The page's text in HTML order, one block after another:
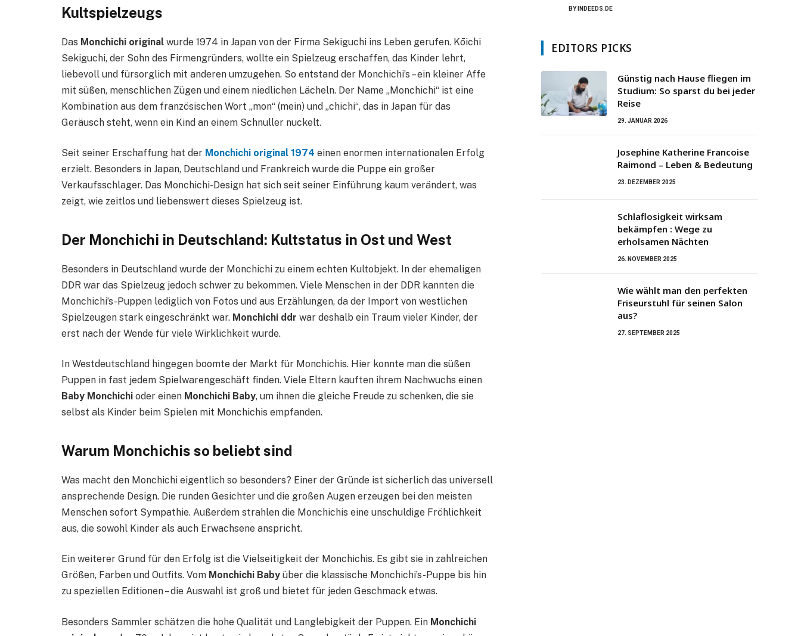
Kultspielzeugs
Das Monchichi original wurde 1974 in Japan von der Firma Sekiguchi ins Leben gerufen. Kōichi
Sekiguchi, der Sohn des Firmengründers, wollte ein Spielzeug erschaffen, das Kinder lehrt,
liebevoll und fürsorglich mit anderen umzugehen. So entstand der Monchichi’s – ein kleiner Affe
mit süßen, menschlichen Zügen und einem niedlichen Lächeln. Der Name „Monchichi“ ist eine
Kombination aus dem französischen Wort „mon“ (mein) und „chichi“, das in Japan für das
Geräusch steht, wenn ein Kind an einem Schnuller nuckelt.
Seit seiner Erschaffung hat der Monchichi original 1974 einen enormen internationalen Erfolg
erzielt. Besonders in Japan, Deutschland und Frankreich wurde die Puppe ein großer
Verkaufsschlager. Das Monchichi-Design hat sich seit seiner Einführung kaum verändert, was
zeigt, wie zeitlos und liebenswert dieses Spielzeug ist.
Der Monchichi in Deutschland: Kultstatus in Ost und West
Besonders in Deutschland wurde der Monchichi zu einem echten Kultobjekt. In der ehemaligen
DDR war das Spielzeug jedoch schwer zu bekommen. Viele Menschen in der DDR kannten die
Monchichi’s-Puppen lediglich von Fotos und aus Erzählungen, da der Import von westlichen
Spielzeugen stark eingeschränkt war. Monchichi ddr war deshalb ein Traum vieler Kinder, der
erst nach der Wende für viele Wirklichkeit wurde.
In Westdeutschland hingegen boomte der Markt für Monchichis. Hier konnte man die süßen
Puppen in fast jedem Spielwarengeschäft finden. Viele Eltern kauften ihrem Nachwuchs einen
Baby Monchichi oder einen Monchichi Baby, um ihnen die gleiche Freude zu schenken, die sie
selbst als Kinder beim Spielen mit Monchichis empfanden.
Warum Monchichis so beliebt sind
Was macht den Monchichi eigentlich so besonders? Einer der Gründe ist sicherlich das universell
ansprechende Design. Die runden Gesichter und die großen Augen erzeugen bei den meisten
Menschen sofort Sympathie. Außerdem strahlen die Monchichis eine unschuldige Fröhlichkeit
aus, die sowohl Kinder als auch Erwachsene anspricht.
Ein weiterer Grund für den Erfolg ist die Vielseitigkeit der Monchichis. Es gibt sie in zahlreichen
Größen, Farben und Outfits. Vom Monchichi Baby über die klassische Monchichi’s-Puppe bis hin
zu speziellen Editionen – die Auswahl ist groß und bietet für jeden Geschmack etwas.
Besonders Sammler schätzen die hohe Qualität und Langlebigkeit der Puppen. Ein Monchichi
BY INDEEDS.DE
EDITORS PICKS
Günstig nach Hause fliegen im
Studium: So sparst du bei jeder
Reise
29. JANUAR 2026
Josephine Katherine Francoise
Raimond – Leben & Bedeutung
23. DEZEMBER 2025
Schlaflosigkeit wirksam
bekämpfen : Wege zu
erholsamen Nächten
26. NOVEMBER 2025
Wie wählt man den perfekten
Friseurstuhl für seinen Salon
aus?
27. SEPTEMBER 2025